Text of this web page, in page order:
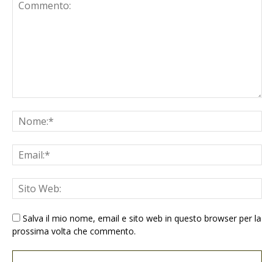
Salva il mio nome, email e sito web in questo browser per la
prossima volta che commento.